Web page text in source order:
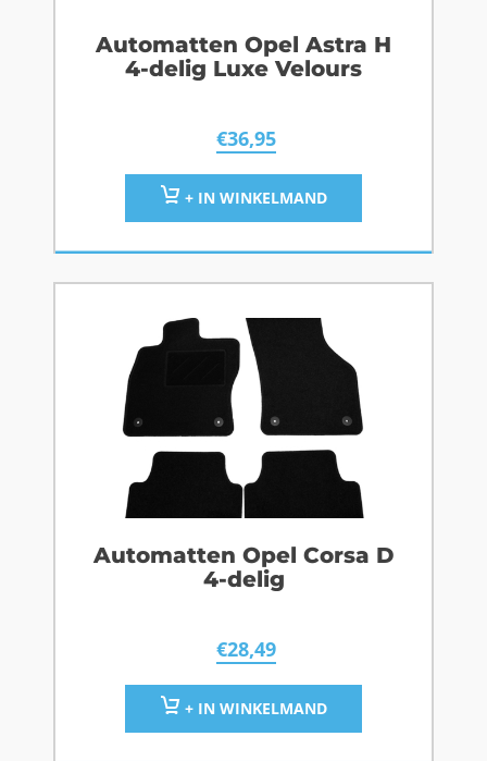
Automatten Opel Astra H
4-delig Luxe Velours
€36,95
+ IN WINKELMAND
Automatten Opel Corsa D
4-delig
€28,49
+ IN WINKELMAND